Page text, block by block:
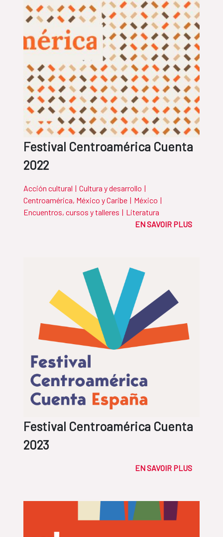
Festival Centroamérica Cuenta
2022
Acción cultural | Cultura y desarrollo |
Centroamérica, México y Caribe | México |
Encuentros, cursos y talleres | Literatura
EN SAVOIR PLUS
Festival Centroamérica Cuenta
2023
EN SAVOIR PLUS